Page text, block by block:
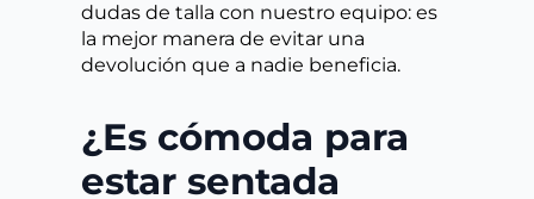
dudas de talla con nuestro equipo: es
la mejor manera de evitar una
devolución que a nadie beneficia.
¿Es cómoda para
estar sentada